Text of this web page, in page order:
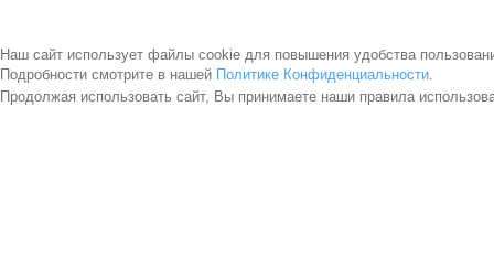
Наш сайт использует файлы cookie для повышения удобства
Подробности смотрите в нашей Политике Конфиденциальности.
Продолжая использовать сайт, Вы принимаете наши правила